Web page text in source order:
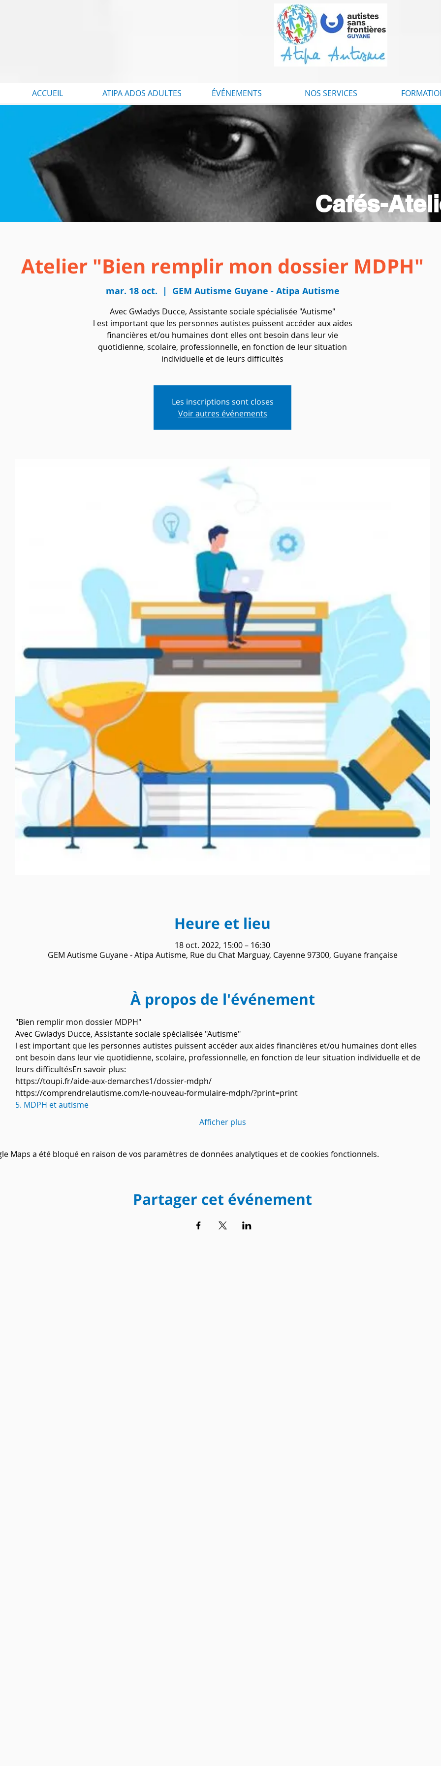
ACCUEIL ATIPA ADOS ADULTES ÉVÉNEMENTS NOS SERVICES
Cafés-
Atelier "Bien remplir mon dossier MDPH"
mar. 18 oct.
  |
GEM Autisme Guyane - Atipa Autisme
Avec Gwladys Ducce, Assistante sociale spécialisée "Autisme"
l est important que les personnes autistes puissent accéder aux aides
financières et/ou humaines dont elles ont besoin dans leur vie
quotidienne, scolaire, professionnelle, en fonction de leur situation
individuelle et de leurs difficultés
Les inscriptions sont closes
Voir autres événements
Heure et lieu
18 oct. 2022, 15:00 – 16:30
GEM Autisme Guyane - Atipa Autisme, Rue du Chat Marguay, Cayenne 97300, Guyane française
À propos de l'événement
"Bien remplir mon dossier MDPH"
Avec Gwladys Ducce, Assistante sociale spécialisée "Autisme"
l est important que les personnes autistes puissent accéder aux aides financières et/ou humaines dont elles
ont besoin dans leur vie quotidienne, scolaire, professionnelle, en fonction de leur situation individuelle et de
leurs difficultésEn savoir plus:
https://toupi.fr/aide-aux-demarches1/dossier-mdph/
https://comprendrelautisme.com/le-nouveau-formulaire-mdph/?print=print
5. MDPH et autisme
Afficher plus
Maps a été bloqué en raison de vos paramètres de données analytiques et de cookies fonctionnels.
Partager cet événement